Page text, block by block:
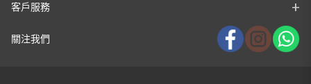
客戶服務
關注我們